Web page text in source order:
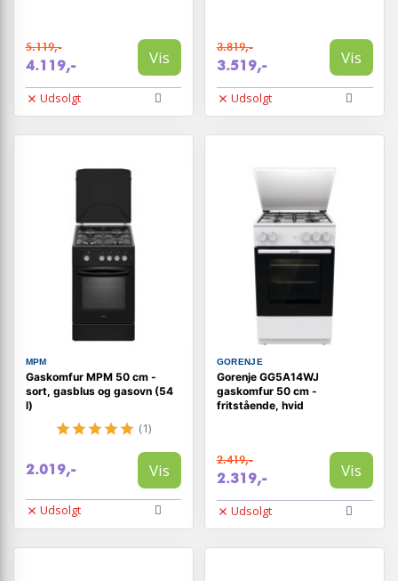
5.119,-
4.119,- Vis
Udsolgt
3.819,-
3.519,- Vis
Udsolgt
MPM
Gaskomfur MPM 50 cm -
sort, gasblus og gasovn (54
l)
(1)
2.019,- Vis
Udsolgt
GORENJE
Gorenje GG5A14WJ
gaskomfur 50 cm -
fritstående, hvid
2.419,-
2.319,- Vis
Udsolgt